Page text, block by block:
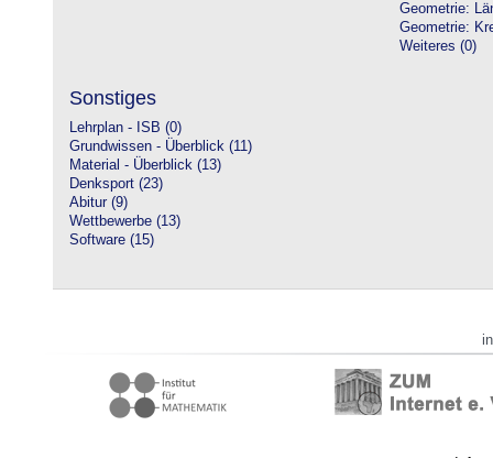
Geometrie:
Geometrie:
Weiteres (0)
Sonstiges
Lehrplan - ISB (0)
Grundwissen - Überblick (11)
Material - Überblick (13)
Denksport (23)
Abitur (9)
Wettbewerbe (13)
Software (15)